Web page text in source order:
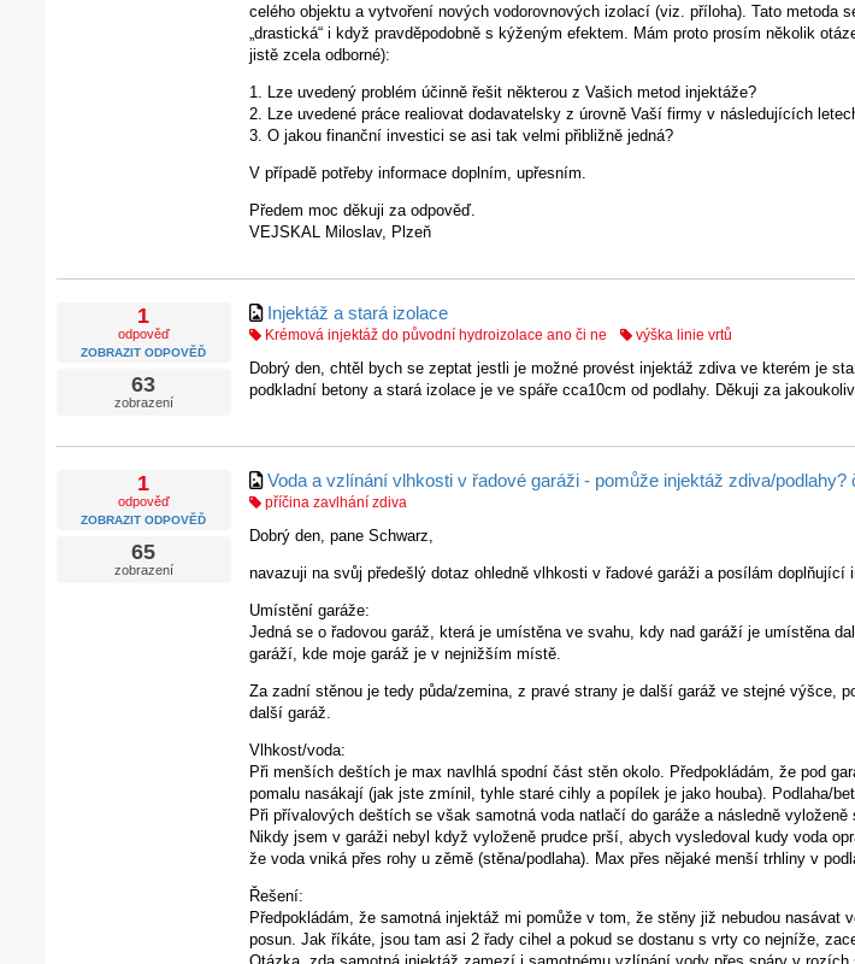
celého objektu a vytvoření nových vodorovnových izolací (viz. příloha). Tato metoda
„drastická“ i když pravděpodobně s kýženým efektem. Mám proto prosím několik
jistě zcela odborné):
1. Lze uvedený problém účinně řešit některou z Vašich metod injektáže?
2. Lze uvedené práce realiovat dodavatelsky z úrovně Vaší firmy v následujících
3. O jakou finanční investici se asi tak velmi přibližně jedná?
V případě potřeby informace doplním, upřesním.
Předem moc děkuji za odpověď.
VEJSKAL Miloslav, Plzeň
1
odpověď
ZOBRAZIT ODPOVĚĎ
63
zobrazení
Injektáž a stará izolace
Krémová injektáž do původní hydroizolace ano či ne výška linie vrtů
Dobrý den, chtěl bych se zeptat jestli je možné provést injektáž zdiva ve kterém je
podkladní betony a stará izolace je ve spáře cca10cm od podlahy. Děkuji za jakoukoliv
1
odpověď
ZOBRAZIT ODPOVĚĎ
65
zobrazení
Voda a vzlínání vlhkosti v řadové garáži - pomůže injektáž zdiva/podlahy?
příčina zavlhání zdiva
Dobrý den, pane Schwarz,
navazuji na svůj předešlý dotaz ohledně vlhkosti v řadové garáži a posílám doplňující
Umístění garáže:
Jedná se o řadovou garáž, která je umístěna ve svahu, kdy nad garáží je umístěna
garáží, kde moje garáž je v nejnižším místě.
Za zadní stěnou je tedy půda/zemina, z pravé strany je další garáž ve stejné výšce,
další garáž.
Vlhkost/voda:
Při menších deštích je max navlhlá spodní část stěn okolo. Předpokládám, že pod
pomalu nasákají (jak jste zmínil, tyhle staré cihly a popílek je jako houba). Podlaha/
Při přívalových deštích se však samotná voda natlačí do garáže a následně vyloženě
Nikdy jsem v garáži nebyl když vyloženě prudce prší, abych vysledoval kudy voda
že voda vniká přes rohy u zěmě (stěna/podlaha). Max přes nějaké menší trhliny v
Řešení:
Předpokládám, že samotná injektáž mi pomůže v tom, že stěny již nebudou nasávat
posun. Jak říkáte, jsou tam asi 2 řady cihel a pokud se dostanu s vrty co nejníže,